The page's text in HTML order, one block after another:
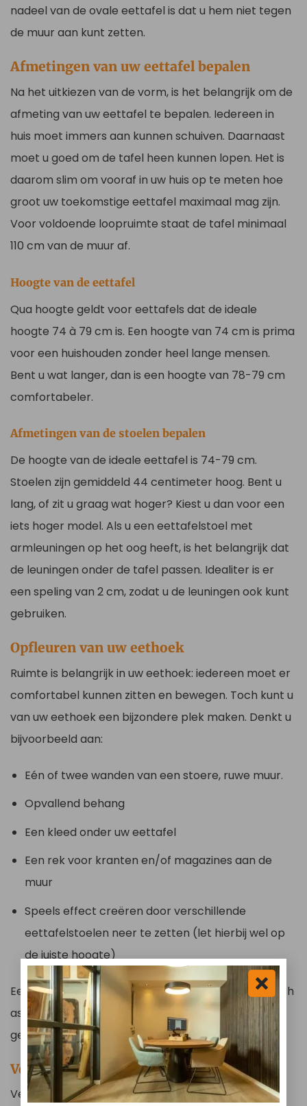
nadeel van de ovale eettafel is dat u hem niet tegen
de muur aan kunt zetten.
Afmetingen van uw eettafel bepalen
Na het uitkiezen van de vorm, is het belangrijk om de
afmeting van uw eettafel te bepalen. Iedereen in
huis moet immers aan kunnen schuiven. Daarnaast
moet u goed om de tafel heen kunnen lopen. Het is
daarom slim om vooraf in uw huis op te meten hoe
groot uw toekomstige eettafel maximaal mag zijn.
Voor voldoende loopruimte staat de tafel minimaal
110 cm van de muur af.
Hoogte van de eettafel
Qua hoogte geldt voor eettafels dat de ideale
hoogte 74 à 79 cm is. Een hoogte van 74 cm is prima
voor een huishouden zonder heel lange mensen.
Bent u wat langer, dan is een hoogte van 78-79 cm
comfortabeler.
Afmetingen van de stoelen bepalen
De hoogte van de ideale eettafel is 74-79 cm.
Stoelen zijn gemiddeld 44 centimeter hoog. Bent u
lang, of zit u graag wat hoger? Kiest u dan voor een
iets hoger model. Als u een eettafelstoel met
armleuningen op het oog heeft, is het belangrijk dat
de leuningen onder de tafel passen. Idealiter is er
een speling van 2 cm, zodat u de leuningen ook kunt
gebruiken.
Opfleuren van uw eethoek
Ruimte is belangrijk in uw eethoek: iedereen moet er
comfortabel kunnen zitten en bewegen. Toch kunt u
van uw eethoek een bijzondere plek maken. Denkt u
bijvoorbeeld aan:
Eén of twee wanden van een stoere, ruwe muur.
Opvallend behang
Een kleed onder uw eettafel
Een rek voor kranten en/of magazines aan de
muur
Speels effect creëren door verschillende
eettafelstoelen neer te zetten (let hierbij wel op
de juiste hoogte)
Een kleed onder uw eettafel heeft ook een praktisch
aspect: het schuiven van de stoelen maakt geen
geluid meer.
Verlichting boven uw eettafel
Verlichting boven de eettafel zet het eten letterlijk